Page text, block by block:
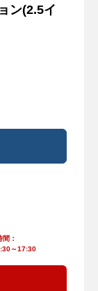
ン(2.5イ
：
～17:30